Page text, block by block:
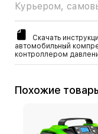
Курьером,
Скачать
автомобильный
контроллером
Похожие